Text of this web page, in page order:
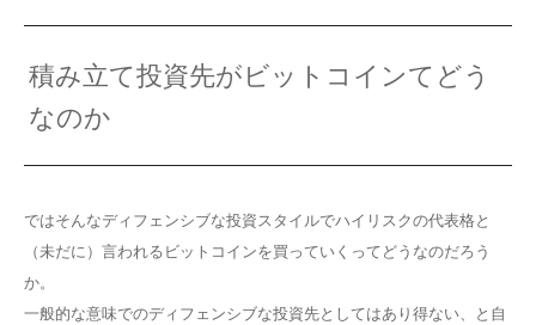
積み立て投資先がビットコインてどう
なのか
ではそんなディフェンシブな投資スタイルでハイリスクの代表格と
（未だに）言われるビットコインを買っていくってどうなのだろう
か。
一般的な意味でのディフェンシブな投資先としてはあり得ない、と自